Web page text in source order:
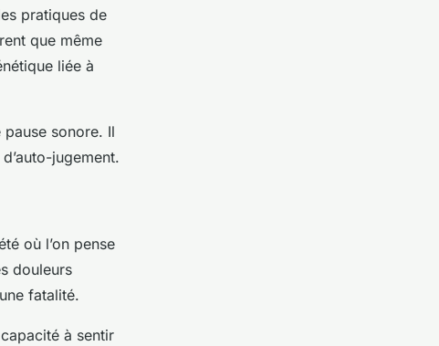
pratiques de
que même
liée à
pause sonore. Il
jugement.
où l’on pense
douleurs
fatalité.
à sentir